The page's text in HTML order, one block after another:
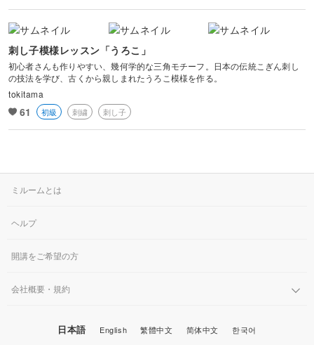
刺し子模様レッスン「うろこ」
初心者さんも作りやすい、幾何学的な三角モチーフ。日本の伝統こぎん刺し
の技法を学び、古くから親しまれたうろこ模様を作る。
tokitama
61 初級 刺繍 刺し子
ミルームとは
ヘルプ
開講をご希望の方
会社概要・規約
日本語 English 繁體中文 简体中文 한국어